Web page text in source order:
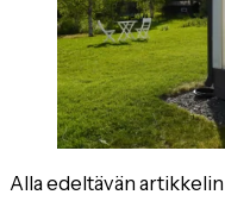
Alla edeltävän